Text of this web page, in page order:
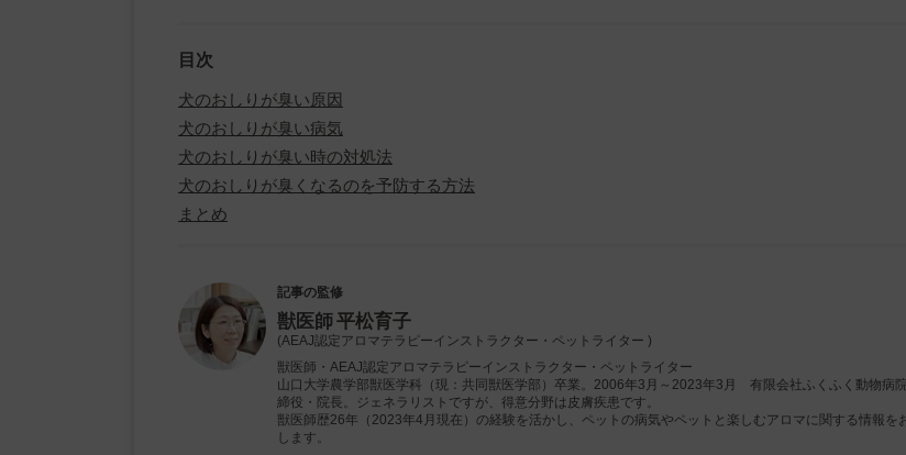
目次
犬のおしりが臭い原因
犬のおしりが臭い病気
犬のおしりが臭い時の対処法
犬のおしりが臭くなるのを予防する方法
まとめ
記事の監修
獣医師平松育子
(AEAJ認定アロマテラピーインストラクター・ペットライター )
獣医師・AEAJ認定アロマテラピーインストラクター・ペットライター
山口大学農学部獣医学科（現：共同獣医学部）卒業。2006年3月～2023年3月 有限会社ふくふく動物病
締役・院長。ジェネラリストですが、得意分野は皮膚疾患です。
獣医師歴26年（2023年4月現在）の経験を活かし、ペットの病気やペットと楽しむアロマに関する情報を
します。